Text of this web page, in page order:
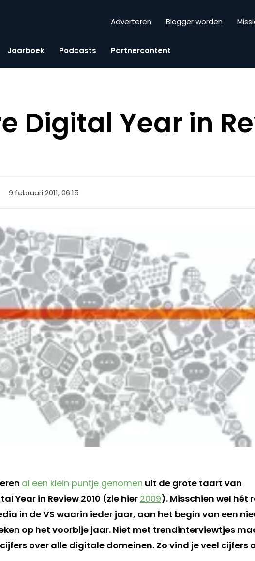
Adverteren Blogger worden
Jaarboek Podcasts Partnercontent
Digital Year in
9 februari 2011, 06:15
al een klein puntje genomen uit de grote taart van
Year in Review 2010 (zie hier 2009). Misschien wel hét
in de VS waarin ieder jaar, aan het begin van een
op het voorbije jaar. Niet met trendinterviewtjes
over alle digitale domeinen. Zo vind je veel cijfers